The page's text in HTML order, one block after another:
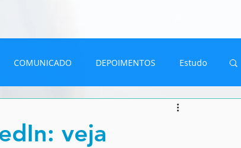
COMUNICADO DEPOIMENTOS Estudo
veja